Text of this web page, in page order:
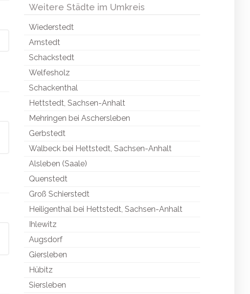
Weitere Städte im Umkreis
Wiederstedt
Arnstedt
Schackstedt
Welfesholz
Schackenthal
Hettstedt, Sachsen-Anhalt
Mehringen bei Aschersleben
Gerbstedt
Walbeck bei Hettstedt, Sachsen-Anhalt
Alsleben (Saale)
Quenstedt
Groß Schierstedt
Heiligenthal bei Hettstedt, Sachsen-Anhalt
Ihlewitz
Augsdorf
Giersleben
Hübitz
Siersleben